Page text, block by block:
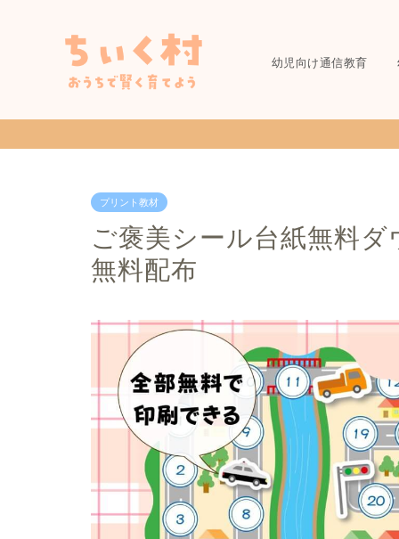
幼児向け通信教育
プリント教材
ご褒美シール台紙無料
無料配布